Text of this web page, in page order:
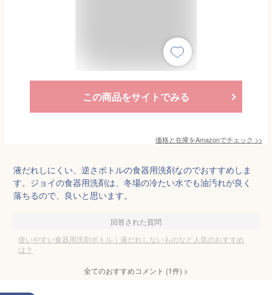
この商品をサイトでみる
価格と在庫をAmazonでチェック >>
液だれしにくい、逆さボトルの食器用洗剤なのでおすすめしま
す。ジョイの食器用洗剤は、冬場の冷たい水でも油汚れが良く
落ちるので、良いと思います。
回答された質問
使いやすい食器用洗剤ボトル｜液だれしないものなど人気のおすすめ
は？
全てのおすすめコメント (1件) >